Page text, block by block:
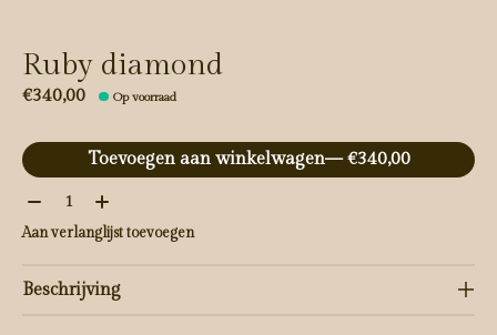
Ruby diamond
€340,00 Op voorraad
Toevoegen aan winkelwagen
— €340,00
Aantal:
Aan verlanglijst toevoegen
Beschrijving